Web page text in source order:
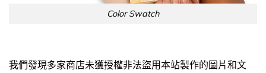
Color Swatch
我們發現多家商店未獲授權非法盜用本站製作的圖片和文